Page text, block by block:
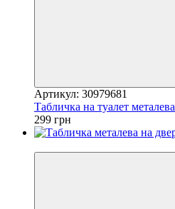
Артикул: 30979681
Табличка на туалет металева
299 грн